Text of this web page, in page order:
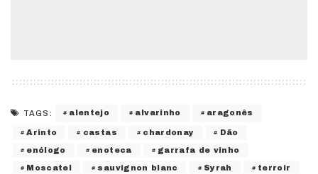
TAGS: alentejo alvarinho aragonês
Arinto castas chardonay Dão
enólogo enoteca garrafa de vinho
Moscatel sauvignon blanc Syrah terroir